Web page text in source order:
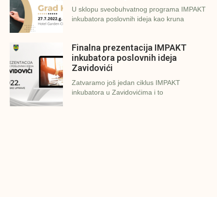
U sklopu sveobuhvatnog programa IMPAKT
inkubatora poslovnih ideja kao kruna
Finalna prezentacija IMPAKT
inkubatora poslovnih ideja
Zavidovići
Zatvaramo još jedan ciklus IMPAKT
inkubatora u Zavidovićima i to